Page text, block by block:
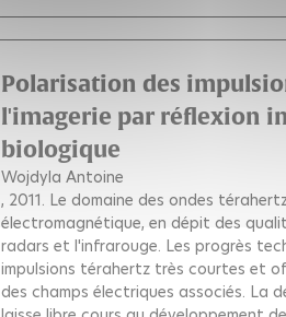
Polarisation des
l'imagerie par réflexion
biologique
Wojdyla Antoine
, 2011. Le domaine des ondes
électromagnétique, en dépit des
radars et l'infrarouge. Les progrès
impulsions térahertz très courtes et
des champs électriques associés. La